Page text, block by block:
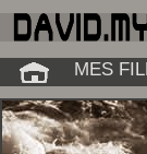
MES